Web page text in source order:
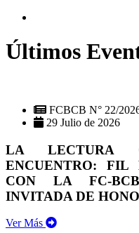
Últimos
FCBCB N° 22/
29 Julio de 2026
LA LECTURA
ENCUENTRO: FIL
CON LA FC-
INVITADA DE
Ver Más